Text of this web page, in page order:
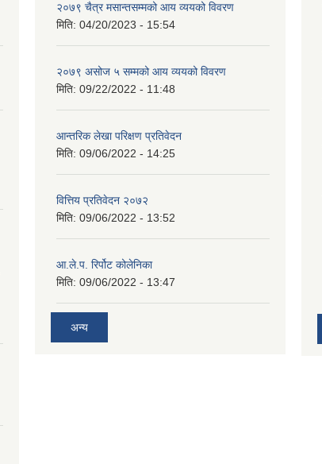
२०७९ चैत्र मसान्तसम्मको आय व्ययको विवरण
मिति: 04/20/2023 - 15:54
२०७९ असोज ५ सम्मको आय व्ययको विवरण
मिति: 09/22/2022 - 11:48
आन्तरिक लेखा परिक्षण प्रतिवेदन
मिति: 09/06/2022 - 14:25
वित्तिय प्रतिवेदन २०७२
मिति: 09/06/2022 - 13:52
आ.ले.प. रिर्पोट कोलेनिका
मिति: 09/06/2022 - 13:47
अन्य